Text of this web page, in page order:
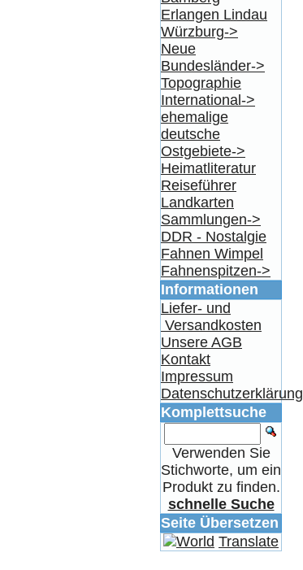
Erlangen Lindau
Würzburg->
Neue
Bundesländer->
Topographie
International->
ehemalige
deutsche
Ostgebiete->
Heimatliteratur
Reiseführer
Landkarten
Sammlungen->
DDR - Nostalgie
Fahnen Wimpel
Fahnenspitzen->
Informationen
Liefer- und
Versandkosten
Unsere AGB
Kontakt
Impressum
Datenschutzerklärung
Komplettsuche
Verwenden Sie
Stichworte, um ein
Produkt zu finden.
schnelle Suche
Seite Übersetzen
Translate